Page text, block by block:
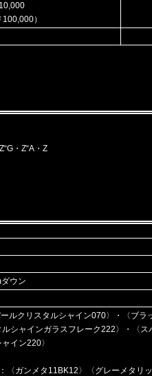
100,000）
・Z“A・Z
ウン
ルクリスタルシャイン070〉・〈ブラ
シャインガラスフレーク222〉・〈ス
イン220〉
〈ガンメタ11BK12〉〈グレーメタリ